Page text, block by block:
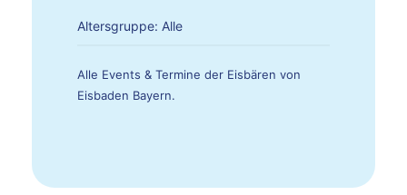
Altersgruppe: Alle
Alle Events & Termine der Eisbären von
Eisbaden Bayern.